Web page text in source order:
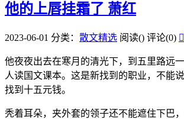
他的上唇挂霜了 萧红
2023-06-01 分类： 散文精选 阅读() 评论(0) 
他夜夜出去在寒月的清光下，到五里路远
人读国文课本。这是新找到的职业，不能
找到十五元钱。
秃着耳朵，夹外套的领子还不能遮住下巴